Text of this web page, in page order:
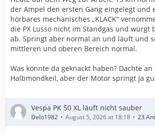
der Ampel den ersten Gang eingelegt und
hörbares mechanisches „KLACK“
die PX Lusso nicht im Standgas und würgt
ab. Springt aber normal an und läuft und
mittleren und oberen Bereich normal.
Was könnte da geknackt haben? Dachte an
Halbmondkeil, aber der Motor springt ja
Vespa PK 50 XL läuft nicht sauber
Delo1982 August 5, 2026 at 18:18 23